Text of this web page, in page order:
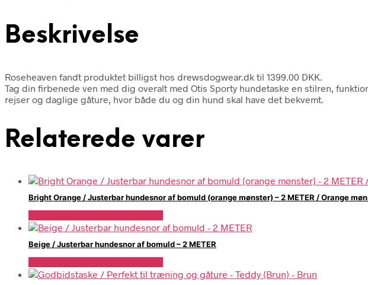
Beskrivelse
Roseheaven fandt produktet billigst hos drewsdogwear.dk til 1399.00 DKK.
Tag din firbenede ven med dig overalt med Otis Sporty hundetaske en stilren,
rejser og daglige gåture, hvor både du og din hund skal have det bekvemt.
Relaterede varer
Bright Orange / Justerbar hundesnor af bomuld (orange mønster) – 2 METER / Orange
Beige / Justerbar hundesnor af bomuld – 2 METER